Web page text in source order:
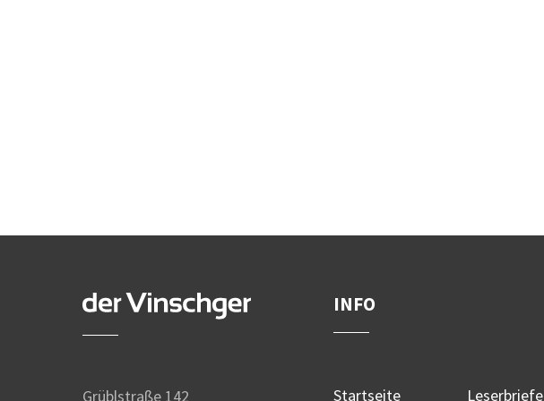
Grüblstraße 142
INFO
Startseite Leserbriefe